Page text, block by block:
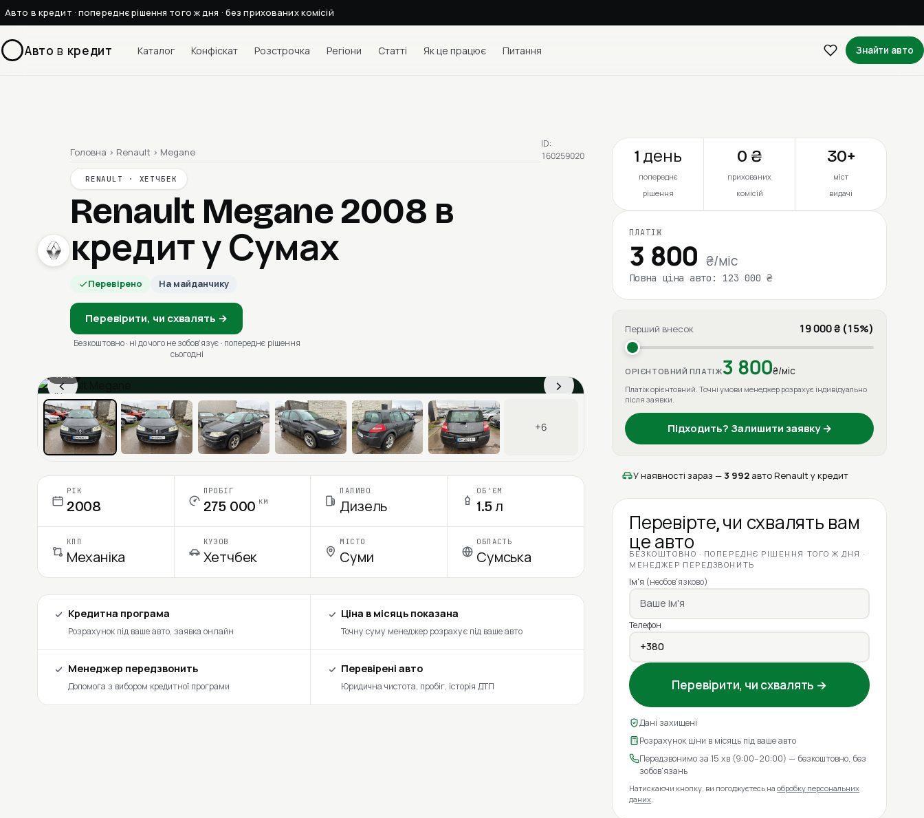
Авто в кредит · попереднє рішення того ж дня · без прихованих комісій
Авто в кредит Каталог Конфіскат Розстрочка Регіони Статті Як це працює Питання Знайти авто
Головна › Renault › Megane
RENAULT · ХЕТЧБЕК
Renault Megane 2008 в
кредит у Сумах
Перевірено На майданчику
Перевірити, чи схвалять →
Безкоштовно · ні до чого не зобовʼязує · попереднє рішення
сьогодні
ID:
160259020
‹ ›
1 / 13
Ціна в місяць
+6
РІК
2008
ПРОБІГ
275 000 км
ПАЛИВО
Дизель
ОБ'ЄМ
1.5 л
КПП
Механіка
КУЗОВ
Хетчбек
МІСТО
Суми
ОБЛАСТЬ
Сумська
Кредитна програма
Розрахунок під ваше авто, заявка онлайн
Ціна в місяць показана
Точну суму менеджер розрахує під ваше авто
Менеджер передзвонить
Допомога з вибором кредитної програми
Перевірені авто
Юридична чистота, пробіг, історія ДТП
1 день
попереднє
рішення
0 ₴
прихованих
комісій
30+
міст
видачі
ПЛАТІЖ
3 800 ₴/міс
Повна ціна авто: 123 000 ₴
Перший внесок 19 000 ₴ (15%)
ОРІЄНТОВНИЙ ПЛАТІЖ3 800₴/міс
Платіж орієнтовний. Точні умови менеджер розрахує індивідуально
після заявки.
Підходить? Залишити заявку →
У наявності зараз — 3 992 авто Renault у кредит
Перевірте, чи схвалять вам
це авто
БЕЗКОШТОВНО · ПОПЕРЕДНЄ РІШЕННЯ ТОГО Ж ДНЯ ·
МЕНЕДЖЕР ПЕРЕДЗВОНИТЬ
Ім'я (необов'язково)
Телефон
Перевірити, чи схвалять →
Дані захищені
Розрахунок ціни в місяць під ваше авто
Передзвонимо за 15 хв (9:00–20:00) — безкоштовно, без
зобов'язань
Натискаючи кнопку, ви погоджуєтесь наобробку персональних
даних